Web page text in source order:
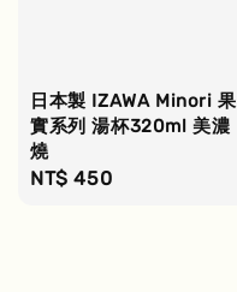
日本製 IZAWA Minori 果
實系列 湯杯320ml 美濃
燒
Regular
NT$ 450